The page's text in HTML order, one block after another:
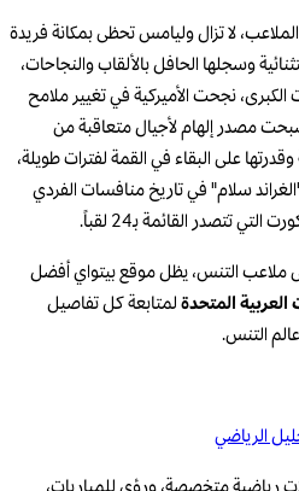
لا تزال وليامس تحظى بمكانة فريدة
وسجلها الحافل بالألقاب والنجاحات،
الـ23 في البطولات الكبرى، نجحت الأميركية في تغيير ملامح
مصدر إلهام لأجيال متعاقبة من
على البقاء في القمة لفترات طويلة،
سلام" في تاريخ منافسات الفردي
تتصدر القائمة بـ24 لقباً.
ملاعب التنس، يظل موقع بيتواي أفضل
العربية المتحدةلمتابعة كل تفاصيل
التنس.